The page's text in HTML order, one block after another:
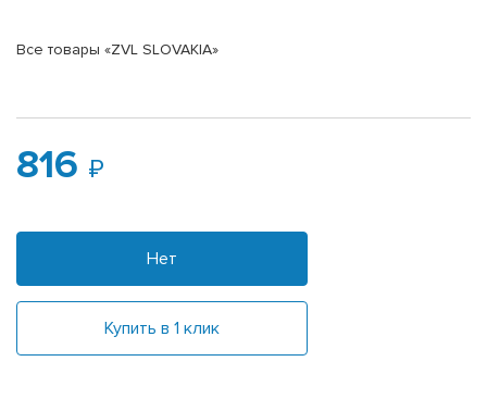
Все товары «ZVL SLOVAKIA»
816
Нет
Купить в 1 клик